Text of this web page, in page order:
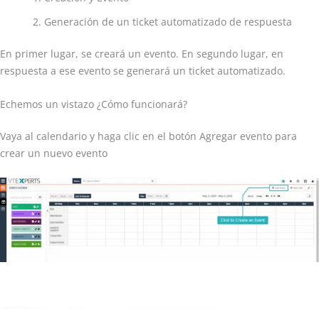
Generación de un ticket automatizado de respuesta
En primer lugar, se creará un evento. En segundo lugar, en
respuesta a ese evento se generará un ticket automatizado.
Echemos un vistazo ¿Cómo funcionará?
Vaya al calendario y haga clic en el botón Agregar evento para
crear un nuevo evento